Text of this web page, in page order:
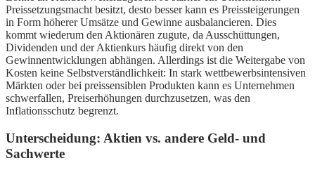
Preissetzungsmacht besitzt, desto besser kann es Preissteigerungen
in Form höherer Umsätze und Gewinne ausbalancieren. Dies
kommt wiederum den Aktionären zugute, da Ausschüttungen,
Dividenden und der Aktienkurs häufig direkt von den
Gewinnentwicklungen abhängen. Allerdings ist die Weitergabe von
Kosten keine Selbstverständlichkeit: In stark wettbewerbsintensiven
Märkten oder bei preissensiblen Produkten kann es Unternehmen
schwerfallen, Preiserhöhungen durchzusetzen, was den
Inflationsschutz begrenzt.
Unterscheidung: Aktien vs. andere Geld- und
Sachwerte